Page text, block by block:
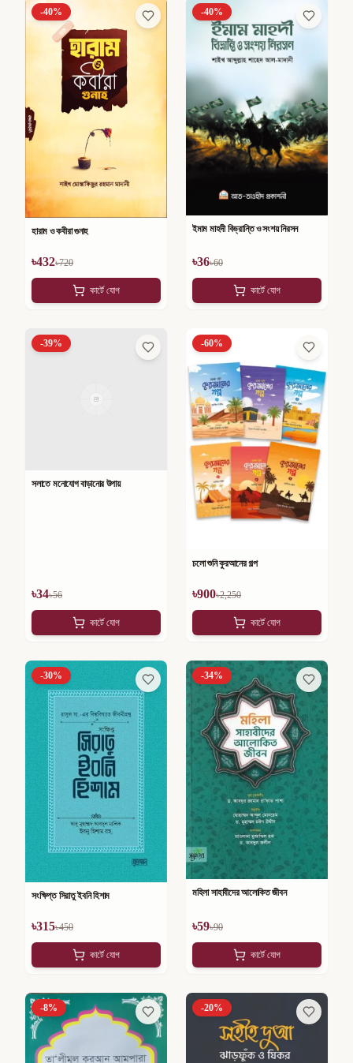
-40%
হারাম ও কবীরা গুনাহ
৳432৳720
কার্টে যোগ
-40%
ইমাম মাহদী বিভ্রান্তি ও সংশয় নিরসন
৳36৳60
কার্টে যোগ
-39%
সলাতে মনোযোগ বাড়ানোর উপায়
৳34৳56
কার্টে যোগ
-60%
চলো শুনি কুরআনের গল্প
৳900৳2,250
কার্টে যোগ
-30%
সংক্ষিপ্ত সিরাতু ইবনি হিশাম
৳315৳450
কার্টে যোগ
-34%
মহিলা সাহাবীদের আলোকিত জীবন
৳59৳90
কার্টে যোগ
-8% -20%